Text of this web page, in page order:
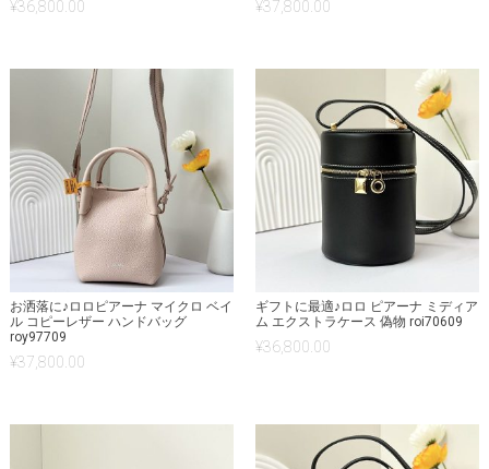
¥36,800.00 ¥37,800.00
お洒落に♪ロロピアーナ マイクロ ベイ
ル コピーレザー ハンドバッグ
roy97709
¥37,800.00
ギフトに最適♪ロロ ピアーナ ミディア
ム エクストラケース 偽物 roi70609
¥36,800.00